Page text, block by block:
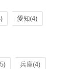
愛知(4)
兵庫(4)